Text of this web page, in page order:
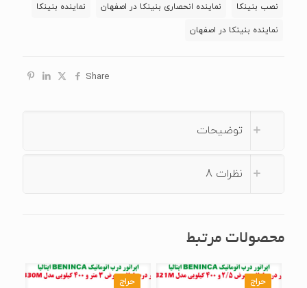
نصب بنینکا نماینده انحصاری بنینکا در اصفهان نماینده بنینکا
نماینده بنینکا در اصفهان
Share
توضیحات
نظرات 8
محصولات مرتبط
حراج حراج